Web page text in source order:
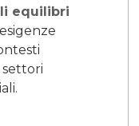
equilibri